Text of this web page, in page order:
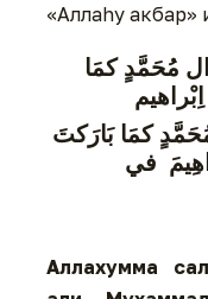
«Аллаhу акбар»
مُحَمَّدٍ كمَا
كمَا بَارَكتَ
في
Аллахумма